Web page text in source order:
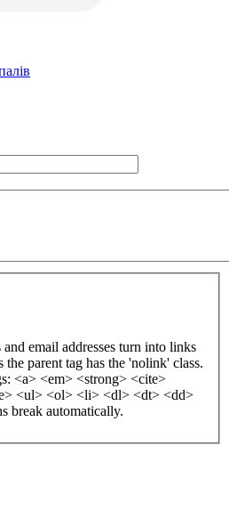
and email addresses turn into links
the parent tag has the 'nolink' class.
<a> <em> <strong> <cite>
<ul> <ol> <li> <dl> <dt> <dd>
break automatically.